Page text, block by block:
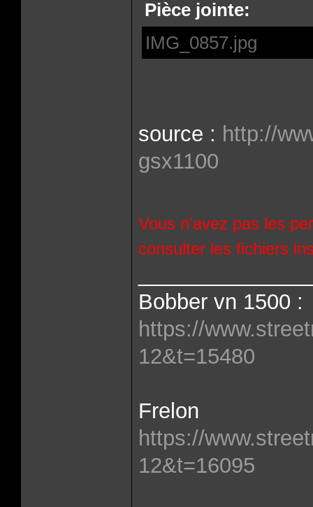
Pièce jointe:
IMG_0857.jpg
source : http://
gsx1100
Vous n’avez pas les
consulter les fichiers
Bobber vn 1500 :
https://
12&t=15480
Frelon
https://
12&t=16095